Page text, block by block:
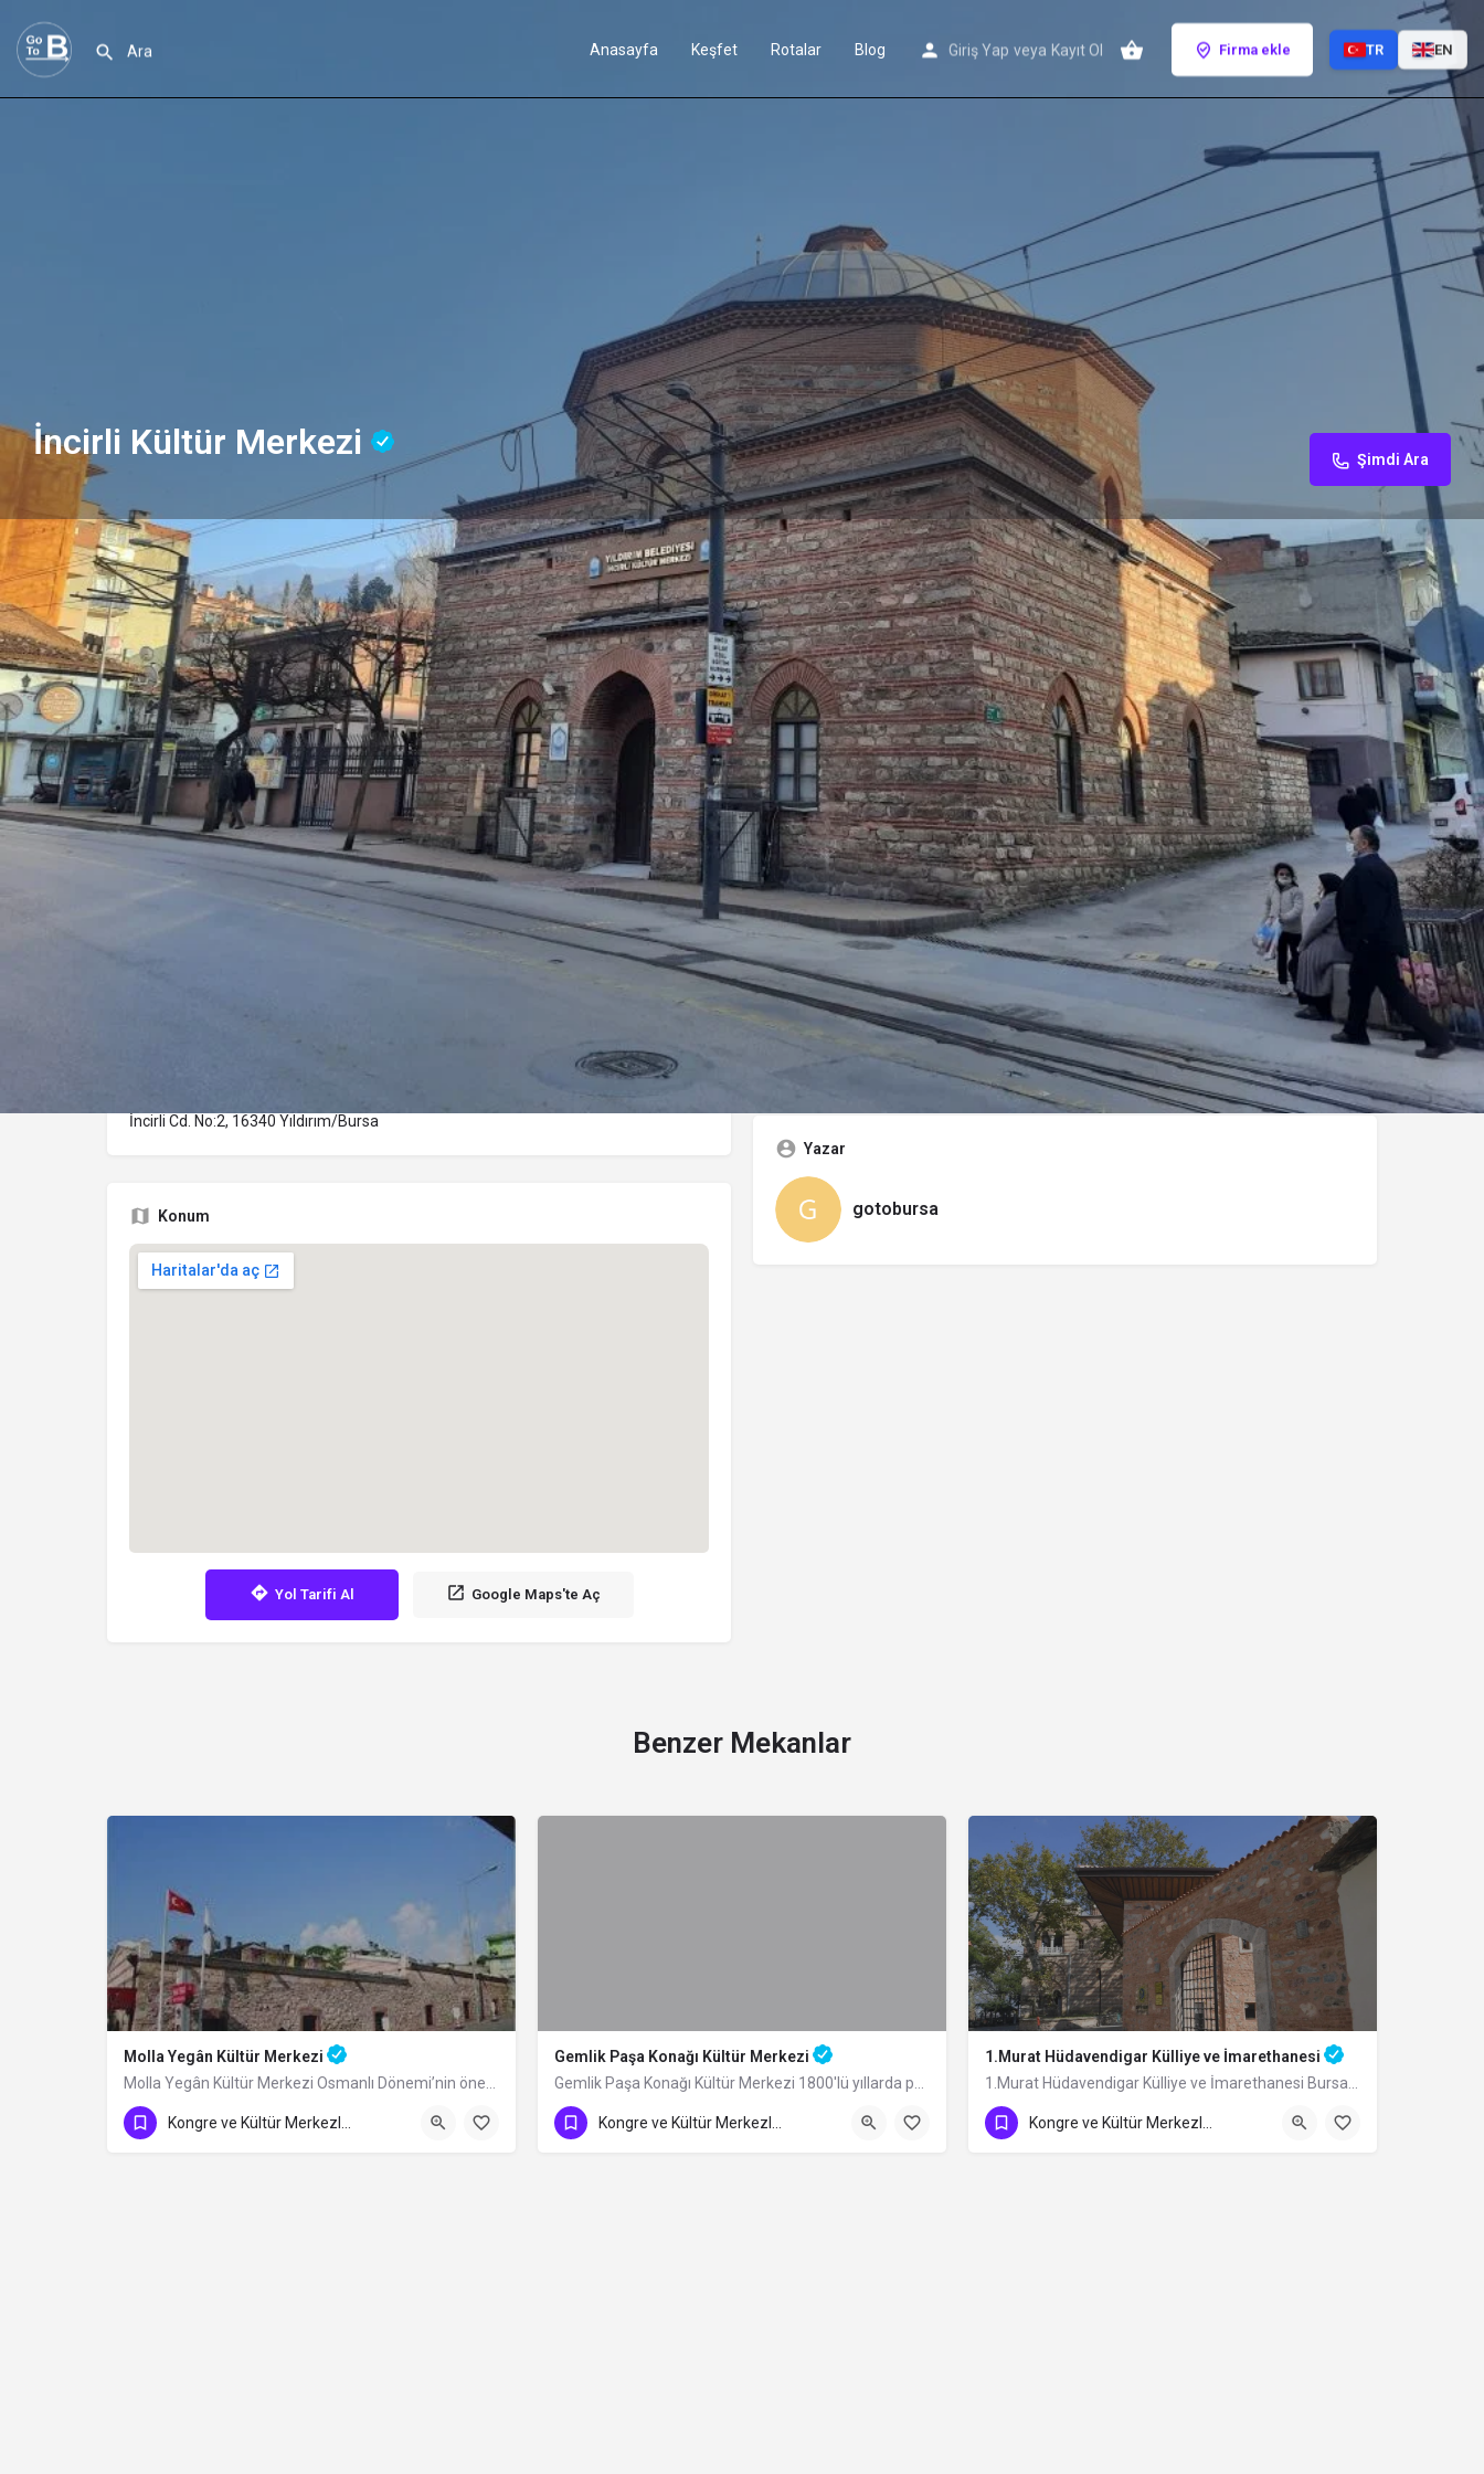
Anasayfa Keşfet Rotalar Blog Giriş Yap veya Kayıt Ol Firma ekle TR EN
İncirli Kültür Merkezi Şimdi Ara
Profil Yorumlar 0 Etkinlikler 0 Jobs 0 Mağaza 0
Şimdi Ara Favorilere Ekle Paylaş Yorum Yap Rapor Et
Açıklama
İncirli Kültür Merkezi
Bursa Büyükşehir Belediyesi tarafından restore edildikten sonra Kültür Merkezi
olarak Yıldırım’a kazandırılan İncirli Hamamı, ilçede kültür ve sanatın kalbinin attığı
yer oldu. Kaderine terk edilmişken, restore edilerek yaşayan bir mekan haline
getirilen İncirli Kültür Merkezi, farklı kültürel ve sanatsal etkinliklerle Yıldırımlılara ev
https://www.yildirim.bel.tr/yildirimda-yasam-detay/INCIRLI-
İncirli Cd. No:2, 16340 Yıldırım/Bursa
Konum
Yol Tarifi Al Google Maps'te Aç
Gallery
Kategoriler
Kongre ve Kültür Merkezleri
Yazar
gotobursa
Benzer Mekanlar
Molla Yegân Kültür Merkezi
Molla Yegân Kültür Merkezi Osmanlı Dönemi’nin önemli âlimlerinden Bursalı fıkıh…
Gemlik Paşa Konağı Kültür Merkezi
Gemlik Paşa Konağı Kültür Merkezi 1800'lü yıllarda papazhane olarak inşa ettirilen…
0 (224) 716 13 99
1.Murat Hüdavendigar Külliye ve İmarethanesi
1.Murat Hüdavendigar Külliye ve İmarethanesi Bursa’nın Çekirge Mahallesi’ndeki…